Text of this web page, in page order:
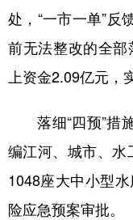
处，“一市一单”反
前无法整改的全
上资金2.09亿元，
落细“四预”措
编江河、城市、
1048座大中小型
险应急预案审批。